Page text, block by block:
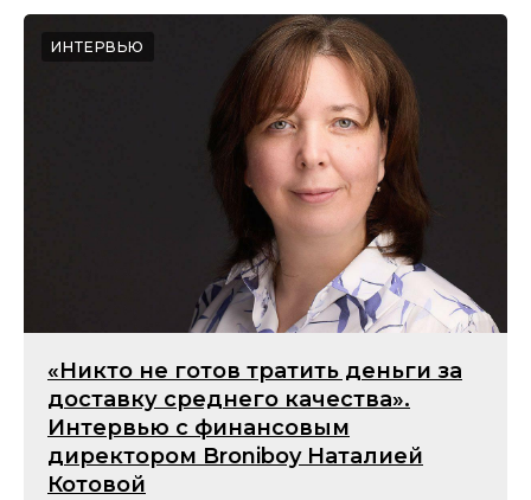
ИНТЕРВЬЮ
«Никто не готов тратить деньги за
доставку среднего качества».
Интервью с финансовым
директором Broniboy Наталией
Котовой